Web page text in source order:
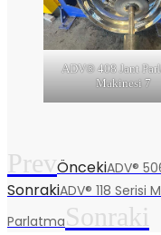
ADV® 408 Jant
Makinesi 7
PrevÖncekiADV®
SonrakiADV® 118 Serisi
ParlatmaSonraki